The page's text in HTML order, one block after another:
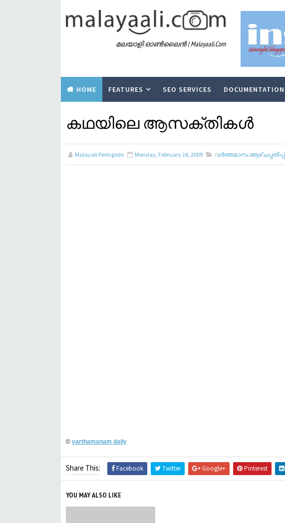
മലയാളി ഓൺലൈൻ | Malayaali.com
HOME FEATURES SEO SERVICES DOCUMENTATION
കഥയിലെ ആസക്തികള്‍
Malayali Peringode Monday, February 16, 2009 വര്‍ത്തമാനം ആഴ്‌ചപ്പതിപ്പ്
© varthamanam daily
Share This: Facebook Twitter Google+ Pinterest
YOU MAY ALSO LIKE